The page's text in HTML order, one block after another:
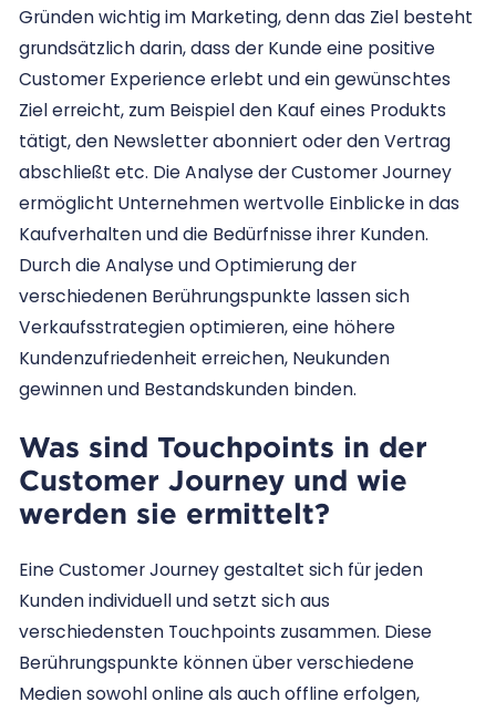
Gründen wichtig im Marketing, denn das Ziel besteht
grundsätzlich darin, dass der Kunde eine positive
Customer Experience erlebt und ein gewünschtes
Ziel erreicht, zum Beispiel den Kauf eines Produkts
tätigt, den Newsletter abonniert oder den Vertrag
abschließt etc. Die Analyse der Customer Journey
ermöglicht Unternehmen wertvolle Einblicke in das
Kaufverhalten und die Bedürfnisse ihrer Kunden.
Durch die Analyse und Optimierung der
verschiedenen Berührungspunkte lassen sich
Verkaufsstrategien optimieren, eine höhere
Kundenzufriedenheit erreichen, Neukunden
gewinnen und Bestandskunden binden.
Was sind Touchpoints in der
Customer Journey und wie
werden sie ermittelt?
Eine Customer Journey gestaltet sich für jeden
Kunden individuell und setzt sich aus
verschiedensten Touchpoints zusammen. Diese
Berührungspunkte können über verschiedene
Medien sowohl online als auch offline erfolgen,